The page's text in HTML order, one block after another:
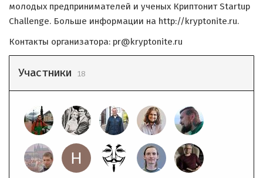
молодых предпринимателей и ученых Криптонит Startup
Challenge. Больше информации на http://kryptonite.ru.
Контакты организатора: pr@kryptonite.ru
Участники 18